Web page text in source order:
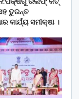
ତୁରନ୍ତ
କାର୍ଯ୍ୟ ସମୀକ୍ଷା ।